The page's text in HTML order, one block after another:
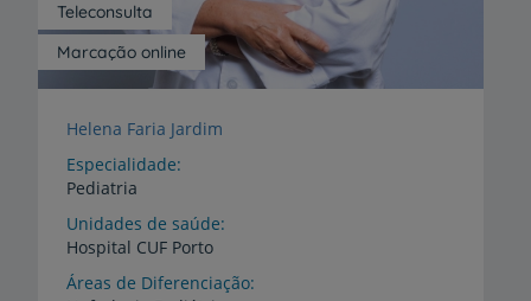
Marcação online
Teleconsulta
Helena Faria Jardim
Especialidade
Pediatria
Unidades de saúde
Hospital CUF Porto
Áreas de Diferenciação